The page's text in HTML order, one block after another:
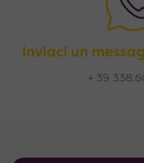
Inviaci un
+ 39